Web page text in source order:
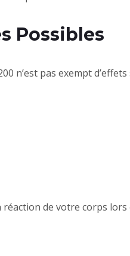
Possibles
n’est pas exempt
de votre corps